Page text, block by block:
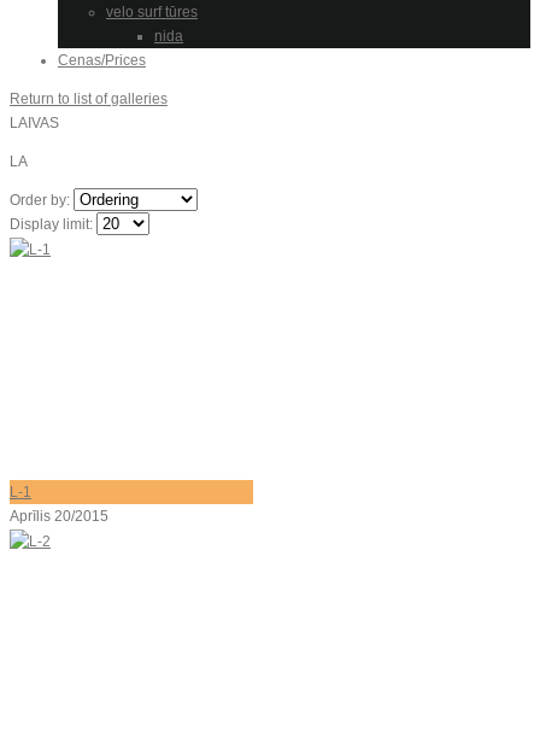
velo surf tūres
nida
Cenas/Prices
Return to list of galleries
LAIVAS
LA
Order by:
Display limit:
L-1
Aprīlis 20/2015